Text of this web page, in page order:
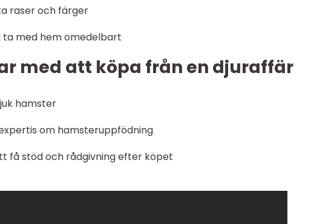
raser och färger
ta med hem omedelbart
med att köpa från en djuraffär
hamster
om hamsteruppfödning
få stöd och rådgivning efter köpet